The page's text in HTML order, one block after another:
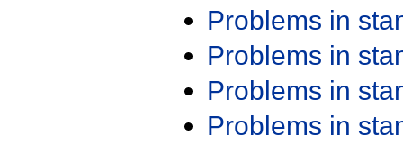
Problems in
Problems in
Problems in
Problems in